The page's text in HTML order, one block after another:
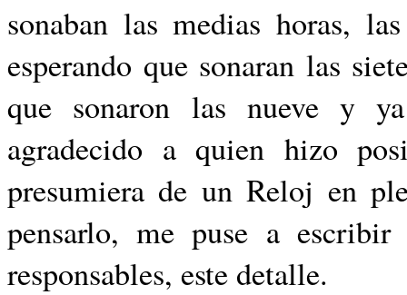
sonaban las medias horas,
esperando que sonaran las
que sonaron las nueve y
agradecido a quien hizo
presumiera de un Reloj en
pensarlo, me puse a
responsables, este detalle.